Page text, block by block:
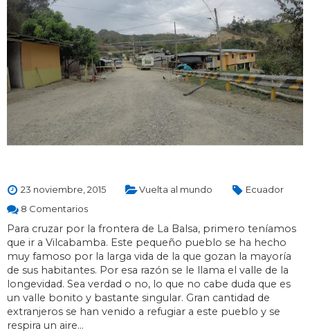
23 noviembre, 2015 Vuelta al mundo
Ecuador
8 Comentarios
Para cruzar por la frontera de La Balsa, primero teníamos
que ir a Vilcabamba. Este pequeño pueblo se ha hecho
muy famoso por la larga vida de la que gozan la mayoría
de sus habitantes. Por esa razón se le llama el valle de la
longevidad. Sea verdad o no, lo que no cabe duda que es
un valle bonito y bastante singular. Gran cantidad de
extranjeros se han venido a refugiar a este pueblo y se
respira un aire…